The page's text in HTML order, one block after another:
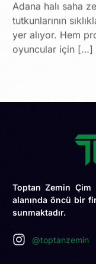
tutkunlarının
yer alıyor. Hem
oyuncular için […]
Toptan Zemin Çim
alanında öncü bir
sunmaktadır.
@toptanzemin